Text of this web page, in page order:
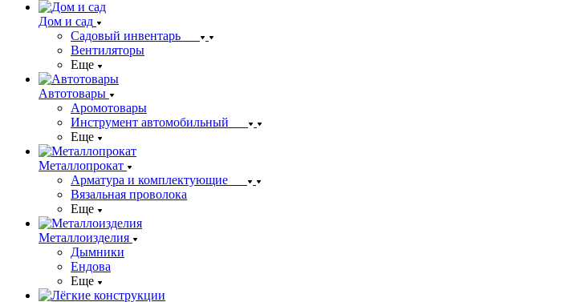
Дом и сад
Садовый инвентарь
Вентиляторы
Еще
Автотовары
Аромотовары
Инструмент автомобильный
Еще
Металлопрокат
Арматура и комплектующие
Вязальная проволока
Еще
Металлоизделия
Дымники
Ендова
Еще